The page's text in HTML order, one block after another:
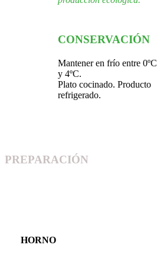
CONSERVACIÓN
Mantener en frío entre 0ºC
y 4ºC.
Plato cocinado. Producto
refrigerado.
PREPARACIÓN
HORNO